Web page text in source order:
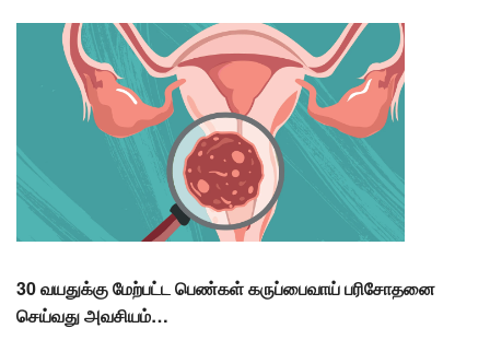
30 வயதுக்கு மேற்பட்ட பெண்கள் கருப்பைவாய் பரிசோதனை
செய்வது அவசியம்…